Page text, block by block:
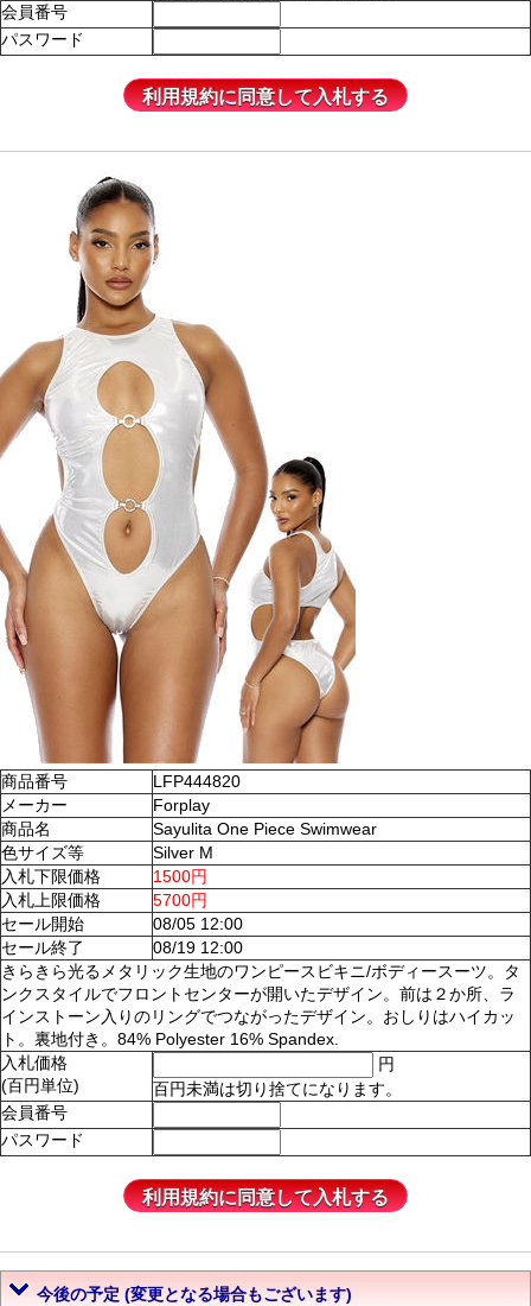
会員番号
パスワード
商品番号
LFP444820
メーカー
Forplay
商品名
Sayulita One Piece Swimwear
色サイズ等
Silver M
入札下限価格
1500円
入札上限価格
5700円
セール開始
08/05 12:00
セール終了
08/19 12:00
きらきら光るメタリック生地のワンピースビキニ/ボディースーツ。タ
ンクスタイルでフロントセンターが開いたデザイン。前は２か所、ラ
インストーン入りのリングでつながったデザイン。おしりはハイカッ
ト。裏地付き。84% Polyester 16% Spandex.
入札価格
(百円単位)
円
百円未満は切り捨てになります。
会員番号
パスワード
今後の予定 (変更となる場合もございます)